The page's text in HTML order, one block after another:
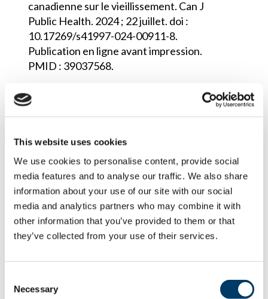
This website uses cookies
We use cookies to personalise content, provide social
media features and to analyse our traffic. We also share
information about your use of our site with our social
media and analytics partners who may combine it with
other information that you’ve provided to them or that
they’ve collected from your use of their services.
Selection
Necessary
canadienne sur le vieillissement. Can J
Public Health. 2024 ; 22 juillet. doi :
10.17269/s41997-024-00911-8.
Publication en ligne avant impression.
PMID : 39037568.
EN SAVOIR PLUS
Genetic analysis of
perceived youthfulness
reveals differences in how
men’s and women’s age is
assessed
Ingold N, Seviiri M, Ong JS, Gordon S,